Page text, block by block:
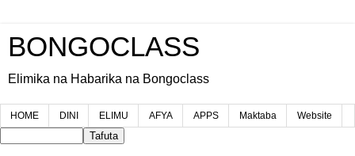
BONGOCLASS
Elimika na Habarika na Bongoclass
HOME DINI ELIMU AFYA APPS Maktaba Website